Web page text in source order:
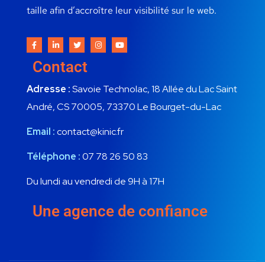
taille afin d’accroître leur visibilité sur le web.
Contact
Adresse :Savoie Technolac, 18 Allée du Lac Saint
André, CS 70005, 73370 Le Bourget-du-Lac
Email :contact@kinic.fr
Téléphone :07 78 26 50 83
Du lundi au vendredi de 9H à 17H
Une agence de confiance